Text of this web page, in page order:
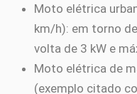
Moto elétrica
km/h): em torno
volta de 3 kW e
Moto elétrica de
(exemplo citado